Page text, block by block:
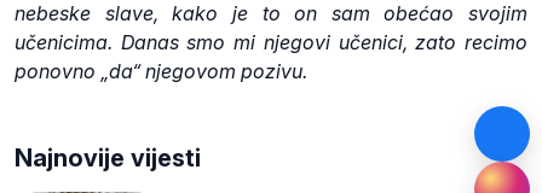
nebeske slave, kako je to on sam obećao svojim
učenicima. Danas smo mi njegovi učenici, zato recimo
ponovno „da“ njegovom pozivu.
Najnovije vijesti